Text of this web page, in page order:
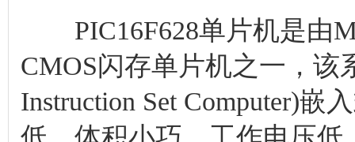
相比，程序存储器可节省
右。PIC16F628单片机封装
芯片可实现继电器智能控
PVS控制系统，实现